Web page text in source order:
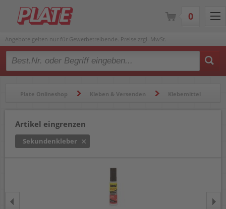
Angebote gelten nur für Gewerbetreibende. Preise zzgl. MwSt.
Type 2 or more characters for results.
Plate Onlineshop Kleben & Versenden Klebemittel
Artikel eingrenzen
Sekundenkleber
0